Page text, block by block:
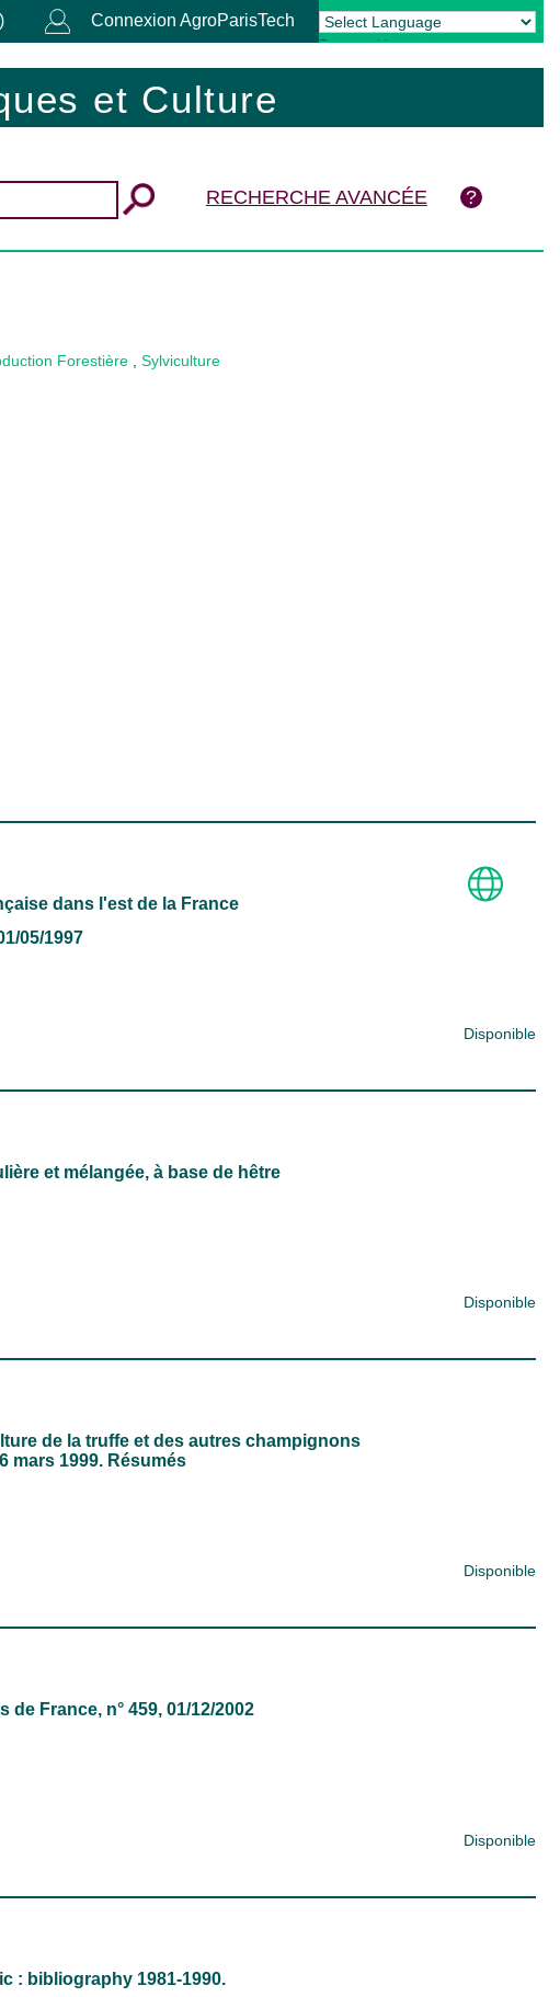
Connexion AgroParisTech
Powered by Translate
et Culture
RECHERCHE AVANCÉE
Forestière Sylviculture
dans l'est de la France
05/1997
Disponible
et mélangée, à base de hêtre
Disponible
de la truffe et des autres champignons
mars 1999. Résumés
Disponible
de France, n° 459, 01/12/2002
Disponible
: bibliography 1981-1990.